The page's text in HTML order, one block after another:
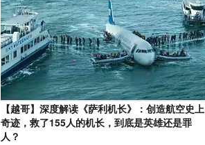
【越哥】深度解读《萨利机长》：创造航空史上
奇迹，救了155人的机长，到底是英雄还是罪
人？